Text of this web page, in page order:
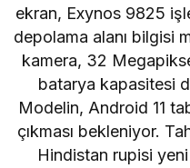
ekran, Exynos 9825
depolama alanı bilgisi
kamera, 32
batarya kapasitesi
Modelin, Android 11
çıkması bekleniyor.
Hindistan rupisi